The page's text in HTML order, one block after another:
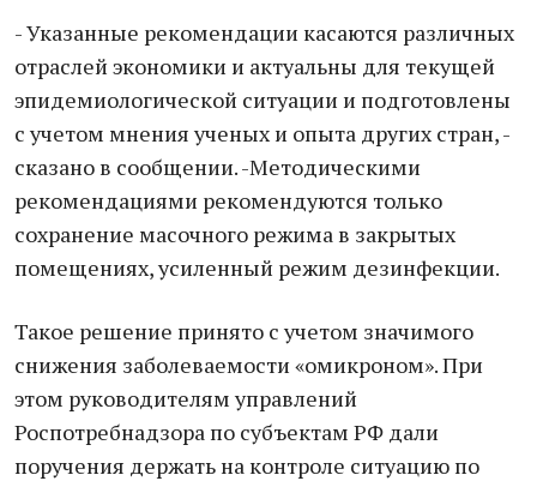
- Указанные рекомендации касаются различных
отраслей экономики и актуальны для текущей
эпидемиологической ситуации и подготовлены
с учетом мнения ученых и опыта других стран, -
сказано в сообщении. -Методическими
рекомендациями рекомендуются только
сохранение масочного режима в закрытых
помещениях, усиленный режим дезинфекции.
Такое решение принято с учетом значимого
снижения заболеваемости «омикроном». При
этом руководителям управлений
Роспотребнадзора по субъектам РФ дали
поручения держать на контроле ситуацию по